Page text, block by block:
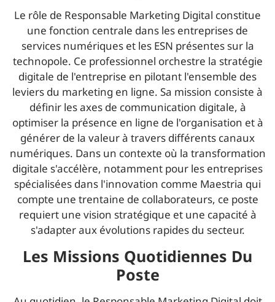
Le rôle de Responsable Marketing Digital constitue
une fonction centrale dans les entreprises de
services numériques et les ESN présentes sur la
technopole. Ce professionnel orchestre la stratégie
digitale de l'entreprise en pilotant l'ensemble des
leviers du marketing en ligne. Sa mission consiste à
définir les axes de communication digitale, à
optimiser la présence en ligne de l'organisation et à
générer de la valeur à travers différents canaux
numériques. Dans un contexte où la transformation
digitale s'accélère, notamment pour les entreprises
spécialisées dans l'innovation comme Maestria qui
compte une trentaine de collaborateurs, ce poste
requiert une vision stratégique et une capacité à
s'adapter aux évolutions rapides du secteur.
Les Missions Quotidiennes Du
Poste